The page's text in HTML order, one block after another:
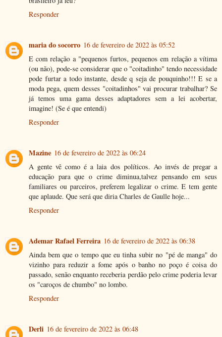
Responder
maria do socorro 16 de fevereiro de 2022 às 05:52
E com relação a "pequenos furtos, pequenos em relação a vítima
(ou não), pode-se considerar que o "coitadinho" tendo necessidade
pode furtar a todo instante, desde q seja de pouquinho!!! E se a
moda pega, quem desses "coitadinhos" vai procurar trabalhar? Se
já temos uma gama desses adaptadores sem a lei acobertar,
imagine! (Se é que entendi)
Responder
Mazine 16 de fevereiro de 2022 às 06:24
A gente vê como é a laia dos políticos. Ao invés de pregar a
educação para que o crime diminua,talvez pensando em seus
familiares ou parceiros, preferem legalizar o crime. E tem gente
que aplaude. Que será que diria Charles de Gaulle hoje...
Responder
Ademar Rafael Ferreira 16 de fevereiro de 2022 às 06:38
Ainda bem que o tempo que eu tinha subir no "pé de manga" do
vizinho para reduzir a fome após o banho no poço é coisa do
passado, senão enquanto receberia perdão pelo crime poderia levar
os "caroços de chumbo" no lombo.
Responder
Derli 16 de fevereiro de 2022 às 06:48